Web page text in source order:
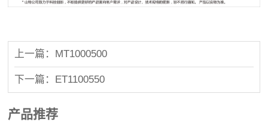
上一篇：MT1000500
下一篇：ET1100550
产品推荐